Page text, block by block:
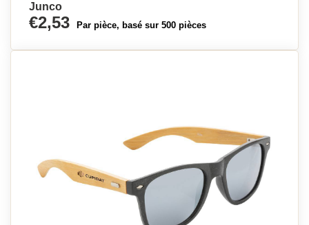
Junco
€2,53 Par pièce, basé sur 500 pièces